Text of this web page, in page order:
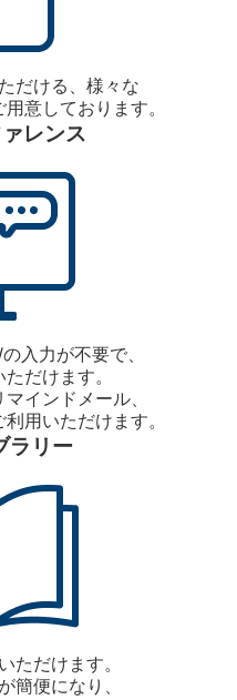
だける、様々な
意しております。
レンス
入力が不要で、
だけます。
インドメール、
用いただけます。
ラリー
ただけます。
簡便になり、